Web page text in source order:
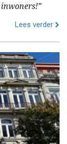
Lees verder